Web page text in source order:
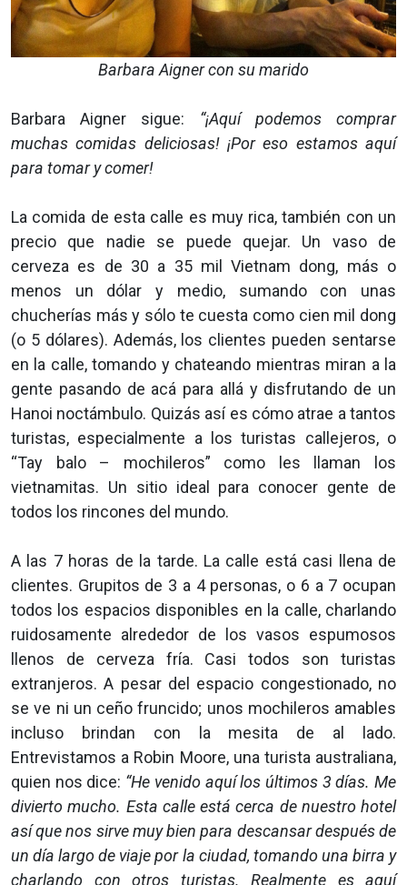
Barbara Aigner con su marido
Barbara Aigner sigue: “¡Aquí podemos comprar
muchas comidas deliciosas! ¡Por eso estamos aquí
para tomar y comer!
La comida de esta calle es muy rica, también con un
precio que nadie se puede quejar. Un vaso de
cerveza es de 30 a 35 mil Vietnam dong, más o
menos un dólar y medio, sumando con unas
chucherías más y sólo te cuesta como cien mil dong
(o 5 dólares). Además, los clientes pueden sentarse
en la calle, tomando y chateando mientras miran a la
gente pasando de acá para allá y disfrutando de un
Hanoi noctámbulo. Quizás así es cómo atrae a tantos
turistas, especialmente a los turistas callejeros, o
“Tay balo – mochileros” como les llaman los
vietnamitas. Un sitio ideal para conocer gente de
todos los rincones del mundo.
A las 7 horas de la tarde. La calle está casi llena de
clientes. Grupitos de 3 a 4 personas, o 6 a 7 ocupan
todos los espacios disponibles en la calle, charlando
ruidosamente alrededor de los vasos espumosos
llenos de cerveza fría. Casi todos son turistas
extranjeros. A pesar del espacio congestionado, no
se ve ni un ceño fruncido; unos mochileros amables
incluso brindan con la mesita de al lado.
Entrevistamos a Robin Moore, una turista australiana,
quien nos dice: “He venido aquí los últimos 3 días. Me
divierto mucho. Esta calle está cerca de nuestro hotel
así que nos sirve muy bien para descansar después de
un día largo de viaje por la ciudad, tomando una birra y
charlando con otros turistas. Realmente es aquí